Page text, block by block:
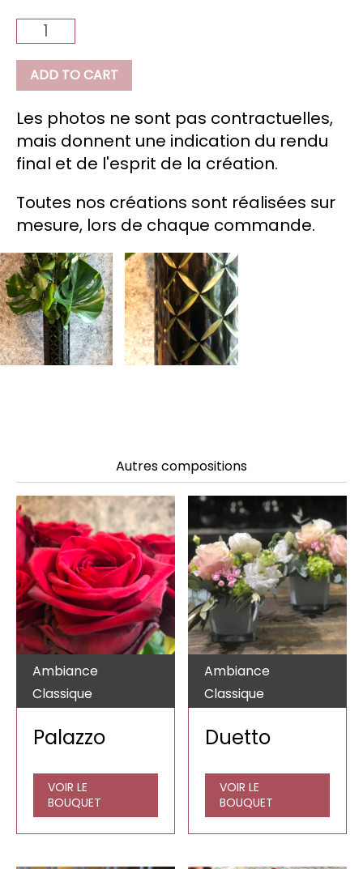
Palazzo
ADD TO CART
Les photos ne sont pas contractuelles,
mais donnent une indication du rendu
final et de l'esprit de la création.
Toutes nos créations sont réalisées sur
mesure, lors de chaque commande.
Autres compositions
Ambiance
Classique
Palazzo
VOIR LE
BOUQUET
Ambiance
Classique
Duetto
VOIR LE
BOUQUET